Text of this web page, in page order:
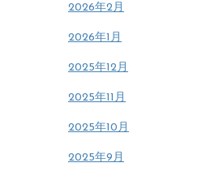
2026年2月
2026年1月
2025年12月
2025年11月
2025年10月
2025年9月